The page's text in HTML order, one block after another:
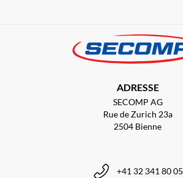
ADRESSE
SECOMP AG
Rue de Zurich 23a
2504 Bienne
+41 32 341 80 05